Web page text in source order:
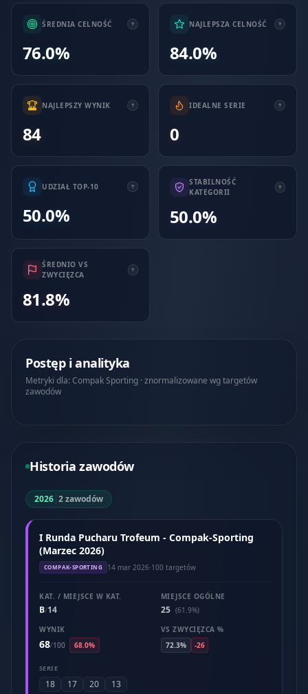
ŚREDNIA CELNOŚĆ
76.0%
NAJLEPSZA CELNOŚĆ
84.0%
NAJLEPSZY WYNIK
84
IDEALNE SERIE
0
UDZIAŁ TOP-10
50.0%
STABILNOŚĆ
KATEGORII
50.0%
ŚREDNIO VS
ZWYCIĘZCA
81.8%
Postęp i analityka
Metryki dla: Compak Sporting · znormalizowane wg targetów
zawodów
Historia zawodów
2026|2 zawodów
I Runda Pucharu Trofeum - Compak-Sporting
(Marzec 2026)
COMPAK-SPORTING 14 mar 2026·100 targetów
KAT. / MIEJSCE W KAT.
B/14
MIEJSCE OGÓLNE
25 (61.9%)
WYNIK
68/100 68.0%
VS ZWYCIĘZCA %
72.3%
-26
SERIE
18 17 20 13